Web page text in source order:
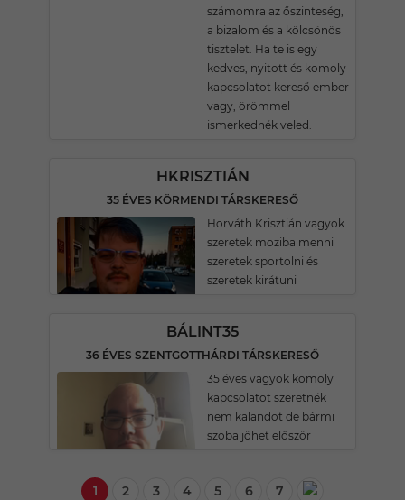
számomra az őszinteség,
a bizalom és a kölcsönös
tisztelet. Ha te is egy
kedves, nyitott és komoly
kapcsolatot kereső ember
vagy, örömmel
ismerkednék veled.
HKRISZTIÁN
35 ÉVES KÖRMENDI TÁRSKERESŐ
Horváth Krisztián vagyok
szeretek moziba menni
szeretek sportolni és
szeretek kirátuni
BÁLINT35
36 ÉVES SZENTGOTTHÁRDI TÁRSKERESŐ
35 éves vagyok komoly
kapcsolatot szeretnék
nem kalandot de bármi
szoba jöhet először
1 2 3 4 5 6 7